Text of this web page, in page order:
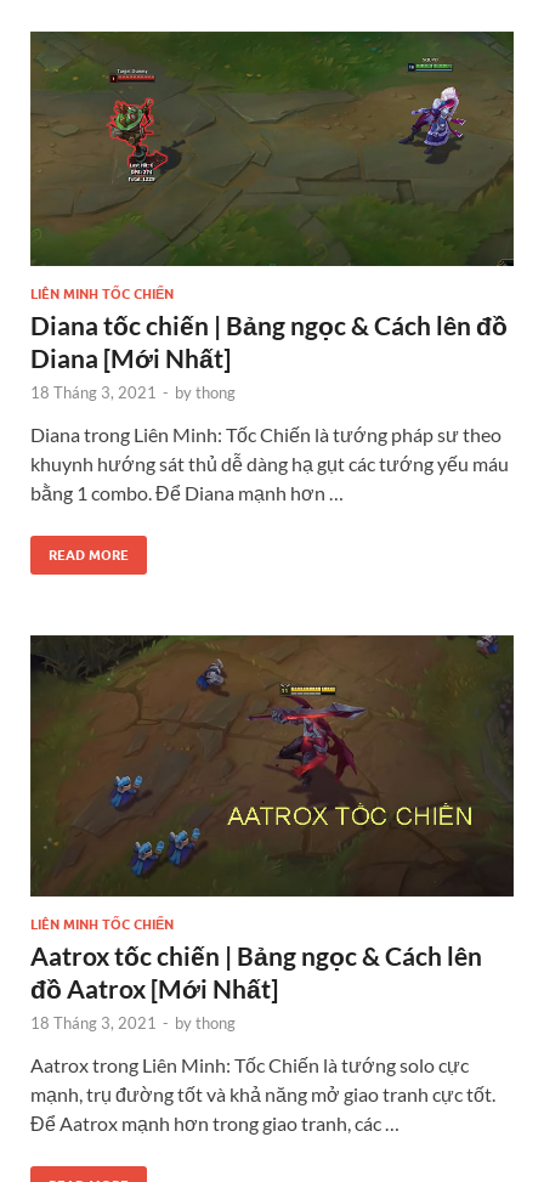
LIÊN MINH TỐC CHIẾN
Diana tốc chiến | Bảng ngọc & Cách lên đồ
Diana [Mới Nhất]
18 Tháng 3, 2021 - bythong
Diana trong Liên Minh: Tốc Chiến là tướng pháp sư theo
khuynh hướng sát thủ dễ dàng hạ gụt các tướng yếu máu
bằng 1 combo. Để Diana mạnh hơn …
READ MORE
LIÊN MINH TỐC CHIẾN
Aatrox tốc chiến | Bảng ngọc & Cách lên
đồ Aatrox [Mới Nhất]
18 Tháng 3, 2021 - bythong
Aatrox trong Liên Minh: Tốc Chiến là tướng solo cực
mạnh, trụ đường tốt và khả năng mở giao tranh cực tốt.
Để Aatrox mạnh hơn trong giao tranh, các …